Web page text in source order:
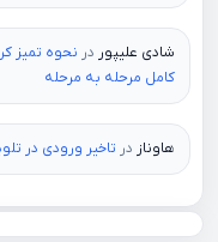
شادی علیپور در نحوه تمیز
کامل مرحله به مرحله
هاوناز در تاخیر ورودی در